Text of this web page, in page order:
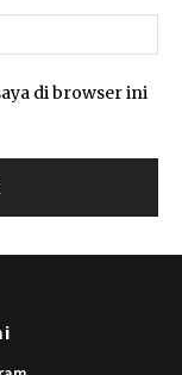
di browser ini